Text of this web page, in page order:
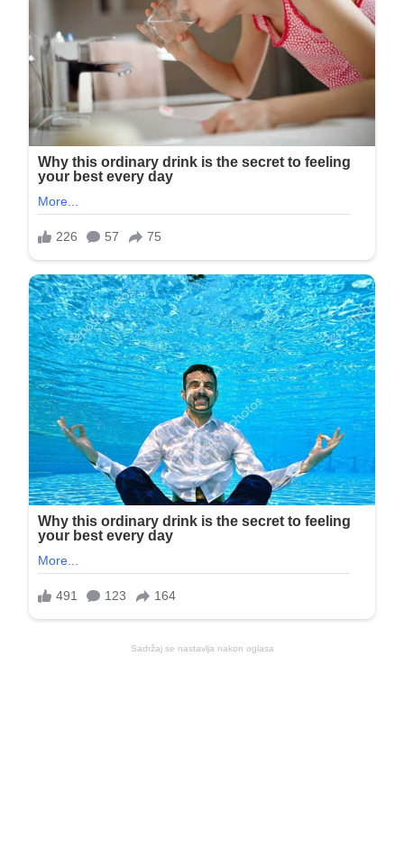
Sadržaj se nastavlja nakon oglasa